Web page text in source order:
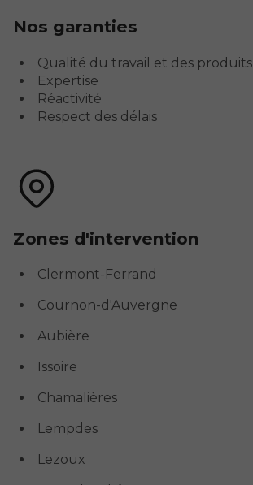
Nos garanties
Qualité du travail et des produits
Expertise
Réactivité
Respect des délais
Zones d'intervention
Clermont-Ferrand
Cournon-d'Auvergne
Aubière
Issoire
Chamalières
Lempdes
Lezoux